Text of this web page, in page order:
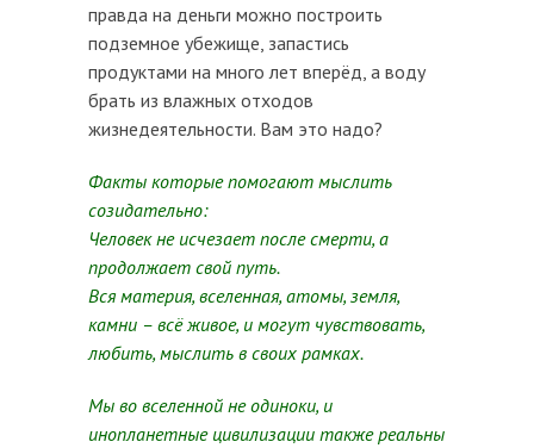
правда на деньги можно построить
подземное убежище, запастись
продуктами на много лет вперёд, а воду
брать из влажных отходов
жизнедеятельности. Вам это надо?
Факты которые помогают мыслить
созидательно:
Человек не исчезает после смерти, а
продолжает свой путь.
Вся материя, вселенная, атомы, земля,
камни – всё живое, и могут чувствовать,
любить, мыслить в своих рамках.
Мы во вселенной не одиноки, и
инопланетные цивилизации также реальны